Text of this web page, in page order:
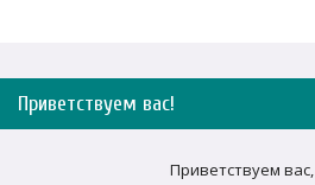
Приветствуем вас!
Приветствуем вас,